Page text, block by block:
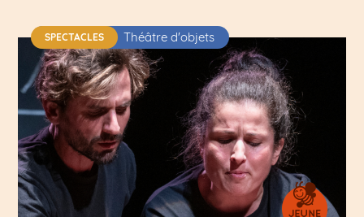
SPECTACLES Théâtre d'objets